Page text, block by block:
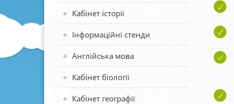
Кабінет історії
Інформаційні стенди
Англійська мова
Кабінет біології
Кабінет географії